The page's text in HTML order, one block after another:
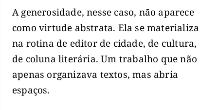
A generosidade, nesse caso, não aparece
como virtude abstrata. Ela se materializa
na rotina de editor de cidade, de cultura,
de coluna literária. Um trabalho que não
apenas organizava textos, mas abria
espaços.